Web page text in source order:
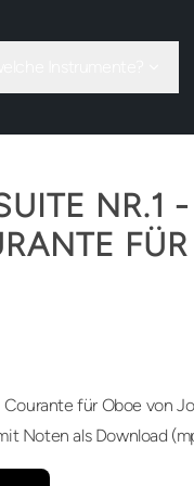
NR.1 -
FÜR
für Oboe von
Noten als Download